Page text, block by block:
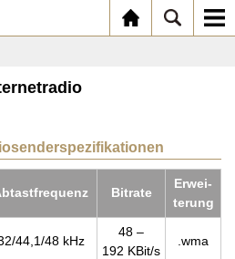
Bitra­te
Er­wei­
te­rung
44,1/48 kHz
48 –
192 KBit/s
.wma